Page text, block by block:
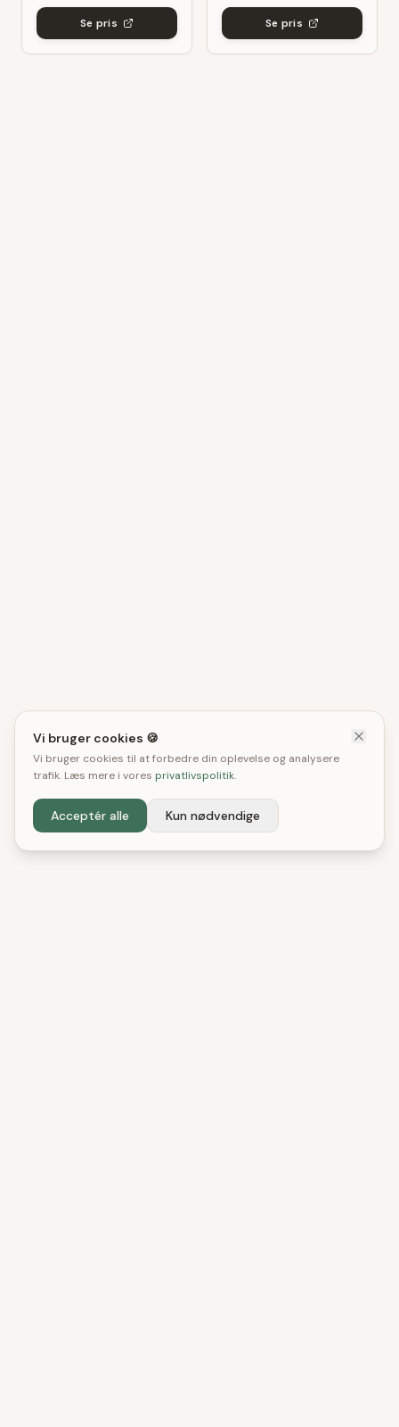
Se pris Se pris
Vi bruger cookies 🍪
Vi bruger cookies til at forbedre din oplevelse og analysere
trafik. Læs mere i vores privatlivspolitik.
Acceptér alle Kun nødvendige